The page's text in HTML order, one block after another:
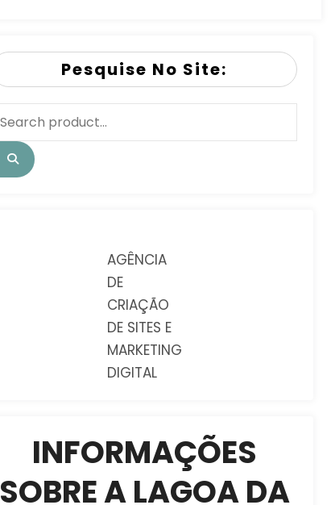
Pesquise No Site:
AGÊNCIA
DE
CRIAÇÃO
DE SITES E
MARKETING
DIGITAL
INFORMAÇÕES
SOBRE A LAGOA DA